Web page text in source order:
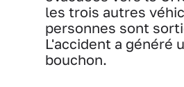
les trois autres
personnes sont
L'accident a généré
bouchon.